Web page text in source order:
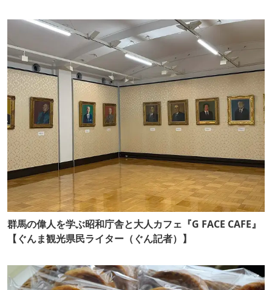
群馬の偉人を学ぶ昭和庁舎と大人カフェ『G FACE CAFE』
【ぐんま観光県民ライター（ぐん記者）】